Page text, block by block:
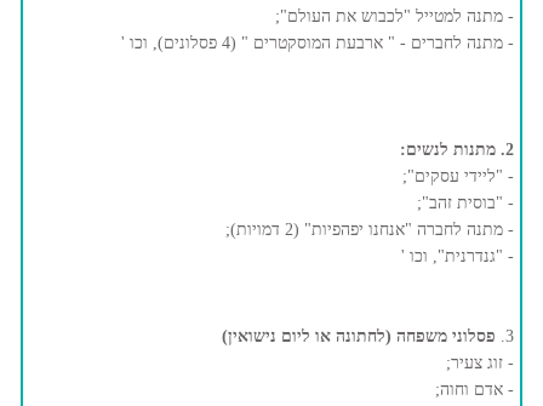
- מתנה למטייל "לכבוש את העולם";
- מתנה לחברים - " ארבעת המוסקטרים " (4 פסלונים), וכו '
2. מתנות לנשים:
- "ליידי עסקים";
- "בוסית זהב";
- מתנה לחברה "אנחנו יפהפיות" (2 דמויות);
- "גנדרנית", וכו '
3. פסלוני משפחה (לחתונה או ליום נישואין)
- זוג צעיר;
- אדם וחוה;